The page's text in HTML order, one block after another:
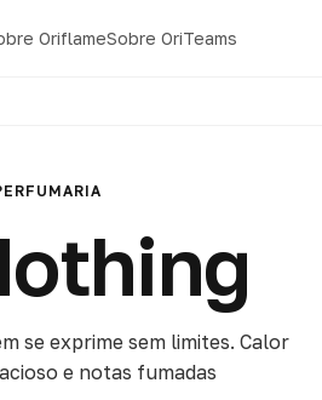
OriflameSobre OriTeams
se exprime sem limites. Calor
e notas fumadas